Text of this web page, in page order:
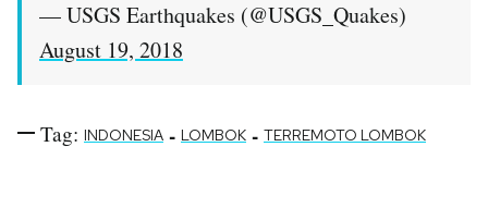
— USGS Earthquakes (@USGS_Quakes)
August 19, 2018
Tag: INDONESIA - LOMBOK - TERREMOTO LOMBOK